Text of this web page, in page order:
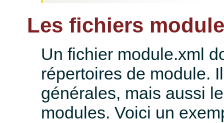
Les fichiers
Un fichier module.xml
répertoires de module.
générales, mais aussi
modules. Voici un